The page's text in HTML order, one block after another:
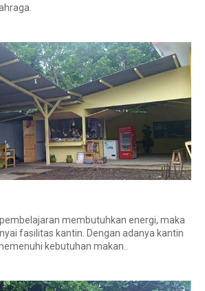
membutuhkan energi, maka
fasilitas kantin. Dengan adanya kantin
kebutuhan makan..